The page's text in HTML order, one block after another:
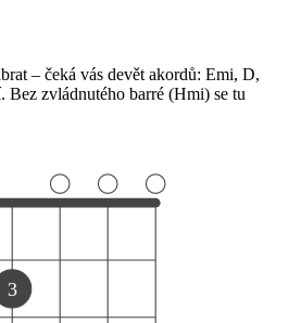
– čeká vás devět akordů: Emi, D,
zvládnutého barré (Hmi) se tu
3